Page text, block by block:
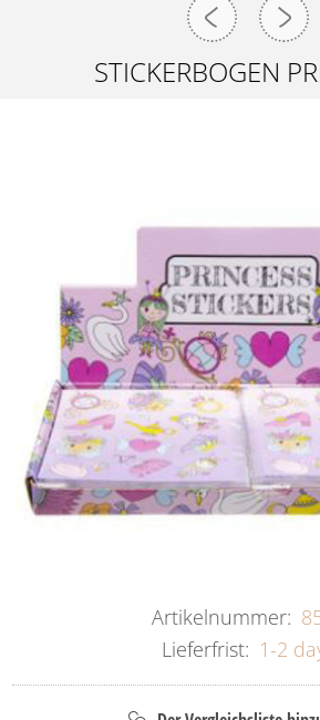
STICKERBOGEN
Artikelnummer:
Lieferfrist: 1-2